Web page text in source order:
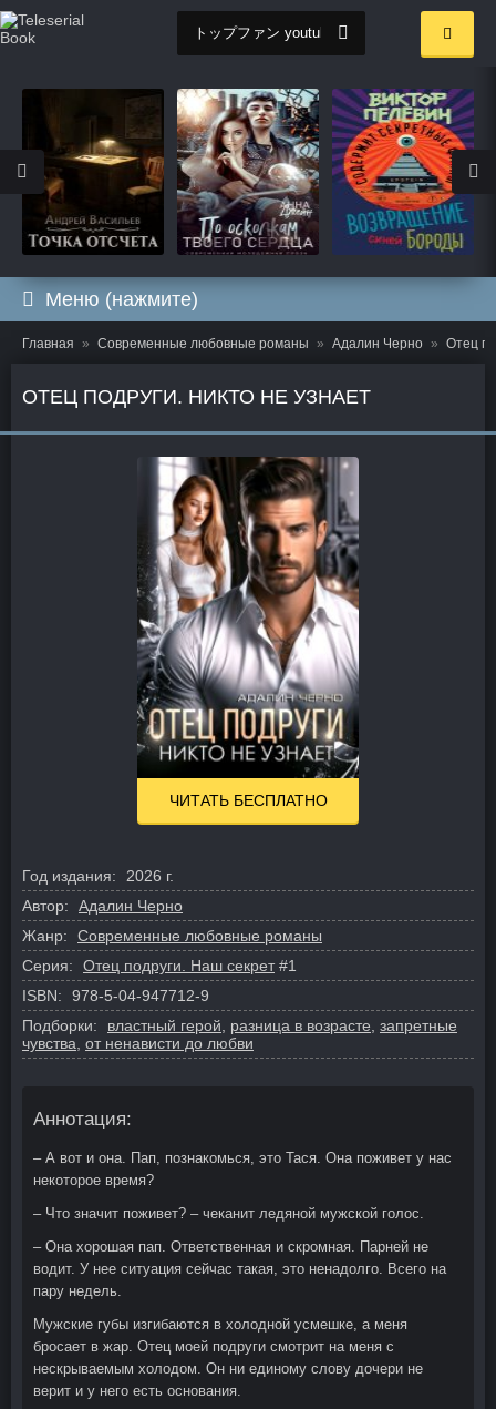
Меню (нажмите)
Главная Современные любовные романы Адалин Черно Отец
ОТЕЦ ПОДРУГИ. НИКТО НЕ УЗНАЕТ
ЧИТАТЬ БЕСПЛАТНО
Год издания:
2026 г.
Автор:
Адалин Черно
Жанр:
Современные любовные романы
Серия:
Отец подруги. Наш секрет#1
ISBN:
978-5-04-947712-9
Подборки:
властный герой разница в возрасте запретные
чувства от ненависти до любви
Аннотация:
– А вот и она. Пап, познакомься, это Тася. Она поживет у нас
некоторое время?
– Что значит поживет? – чеканит ледяной мужской голос.
– Она хорошая пап. Ответственная и скромная. Парней не
водит. У нее ситуация сейчас такая, это ненадолго. Всего на
пару недель.
Мужские губы изгибаются в холодной усмешке, а меня
бросает в жар. Отец моей подруги смотрит на меня с
нескрываемым холодом. Он ни единому слову дочери не
верит и у него есть основания.